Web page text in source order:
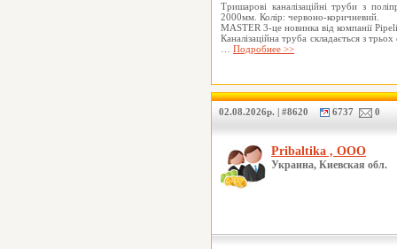
Тришарові каналізаційні труби з
2000мм. Колір: червоно-коричневий.
MASTER 3-це новинка від компанії
Каналізаційна труба складається з
Подробнее >>
02.08.2026р. | #8620 6737 0
Pribaltika , ООО
Украина, Киевская обл.